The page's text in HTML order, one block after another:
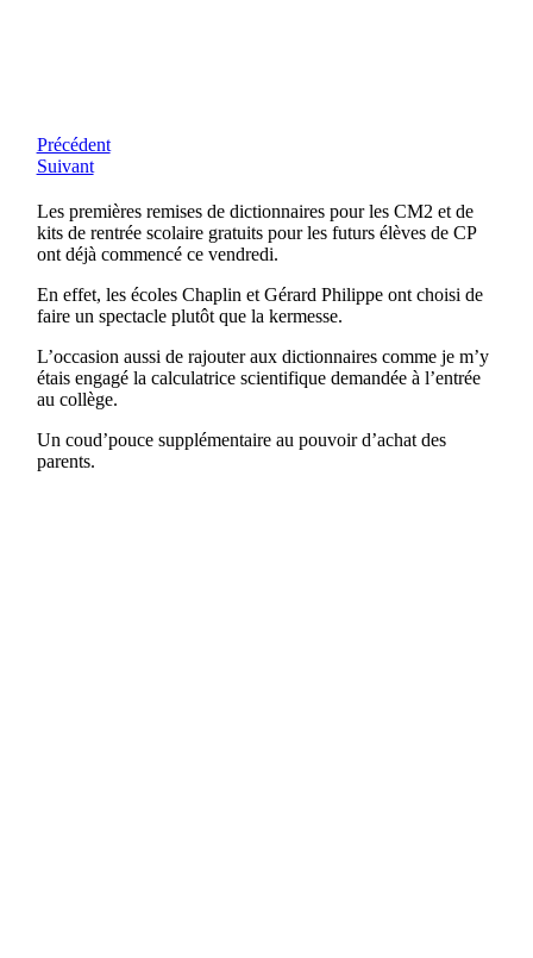
Précédent
Suivant
Les premières remises de dictionnaires pour les CM2 et de
kits de rentrée scolaire gratuits pour les futurs élèves de CP
ont déjà commencé ce vendredi.
En effet, les écoles Chaplin et Gérard Philippe ont choisi de
faire un spectacle plutôt que la kermesse.
L’occasion aussi de rajouter aux dictionnaires comme je m’y
étais engagé la calculatrice scientifique demandée à l’entrée
au collège.
Un coud’pouce supplémentaire au pouvoir d’achat des
parents.